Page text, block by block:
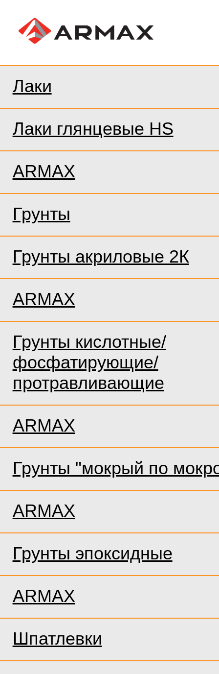
Лаки
Лаки глянцевые HS
ARMAX
Грунты
Грунты акриловые 2К
ARMAX
Грунты кислотные/
фосфатирующие/
протравливающие
ARMAX
Грунты "мокрый по
ARMAX
Грунты эпоксидные
ARMAX
Шпатлевки